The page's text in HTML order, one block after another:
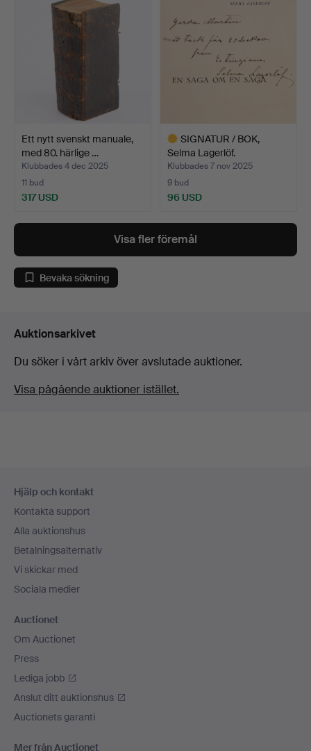
Ett nytt svenskt manuale,
med 80. härlige …
Klubbades 4 dec 2025
11 bud
317 USD
SIGNATUR / BOK,
Selma Lagerlöf.
Klubbades 7 nov 2025
9 bud
96 USD
föremål
Visa fler föremål
Bevaka sökning
Auktionsarkivet
Du söker i vårt arkiv över avslutade auktioner.
Visa pågående auktioner istället.
Hjälp och kontakt
Kontakta support
Alla auktionshus
Betalningsalternativ
Vi skickar med
Sociala medier
Auctionet
Om Auctionet
Press
Lediga jobb
Anslut ditt auktionshus
Auctionets garanti
Mer från Auctionet